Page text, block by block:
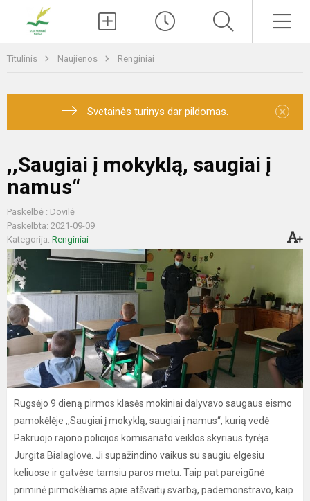
Titulinis Naujienos Renginiai
Svetainės turinys dar pildomas. ×
,,Saugiai į mokyklą, saugiai į
namus“
Paskelbė : Dovilė
Paskelbta: 2021-09-09
Kategorija: Renginiai
Rugsėjo 9 dieną pirmos klasės mokiniai dalyvavo saugaus eismo
pamokėlėje ,,Saugiai į mokyklą, saugiai į namus“, kurią vedė
Pakruojo rajono policijos komisariato veiklos skyriaus tyrėja
Jurgita Bialaglovė. Ji supažindino vaikus su saugiu elgesiu
keliuose ir gatvėse tamsiu paros metu. Taip pat pareigūnė
priminė pirmokėliams apie atšvaitų svarbą, pademonstravo, kaip